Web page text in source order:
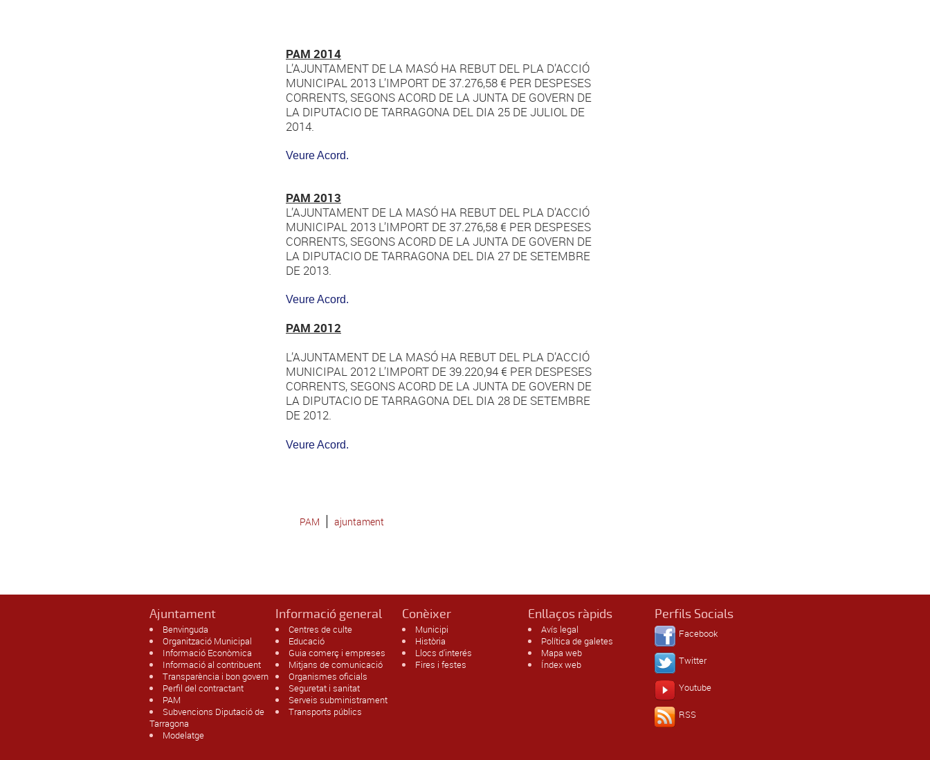
PAM 2014
L’AJUNTAMENT DE LA MASÓ HA REBUT DEL PLA D’ACCIÓ
MUNICIPAL 2013 L’IMPORT DE 37.276,58 € PER DESPESES
CORRENTS, SEGONS ACORD DE LA JUNTA DE GOVERN DE
LA DIPUTACIO DE TARRAGONA DEL DIA 25 DE JULIOL DE
2014.
Veure Acord.
PAM 2013
L’AJUNTAMENT DE LA MASÓ HA REBUT DEL PLA D’ACCIÓ
MUNICIPAL 2013 L’IMPORT DE 37.276,58 € PER DESPESES
CORRENTS, SEGONS ACORD DE LA JUNTA DE GOVERN DE
LA DIPUTACIO DE TARRAGONA DEL DIA 27 DE SETEMBRE
DE 2013.
Veure Acord.
PAM 2012
L’AJUNTAMENT DE LA MASÓ HA REBUT DEL PLA D’ACCIÓ
MUNICIPAL 2012 L’IMPORT DE 39.220,94 € PER DESPESES
CORRENTS, SEGONS ACORD DE LA JUNTA DE GOVERN DE
LA DIPUTACIO DE TARRAGONA DEL DIA 28 DE SETEMBRE
DE 2012.
Veure Acord.
PAM ajuntament
Ajuntament
Benvinguda
Organització Municipal
Informació Econòmica
Informació al contribuent
Transparència i bon govern
Perfil del contractant
PAM
Subvencions Diputació de
Tarragona
Modelatge
Informació general
Centres de culte
Educació
Guia comerç i empreses
Mitjans de comunicació
Organismes oficials
Seguretat i sanitat
Serveis subministrament
Transports públics
Conèixer
Municipi
Història
Llocs d'interés
Fires i festes
Enllaços ràpids
Avís legal
Política de galetes
Mapa web
Índex web
Perfils Socials
Facebook
Twitter
Youtube
RSS